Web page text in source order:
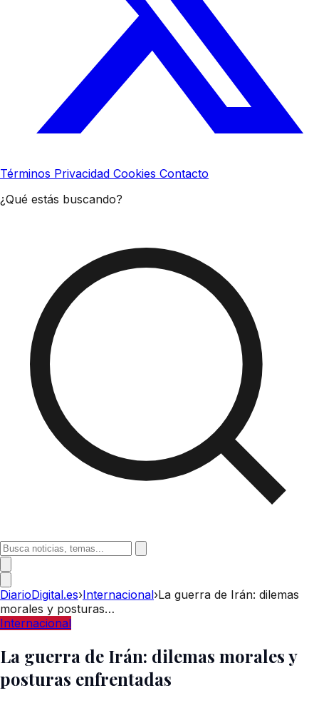
Términos Privacidad Cookies Contacto
¿Qué estás buscando?
DiarioDigital.es›Internacional›La guerra de Irán: dilemas
morales y posturas…
Internacional
La guerra de Irán: dilemas morales y
posturas enfrentadas